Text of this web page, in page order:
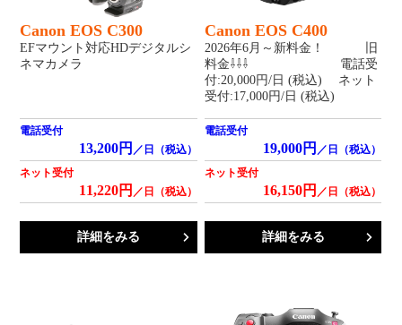
Canon EOS C300
EFマウント対応HDデジタルシ
ネマカメラ
電話受付
13,200円 ／日（税込）
ネット受付
11,220円 ／日（税込）
詳細をみる
Canon EOS C400
2026年6月～新料金！ 旧
料金⇩⇩⇩ 電話受
付:20,000円/日 (税込) ネット
受付:17,000円/日 (税込)
電話受付
19,000円 ／日（税込）
ネット受付
16,150円 ／日（税込）
詳細をみる